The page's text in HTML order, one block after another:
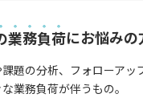
業務負荷にお悩みの
題の分析、フォローアッ
業務負荷が伴うもの。